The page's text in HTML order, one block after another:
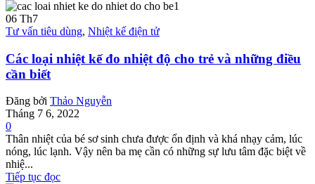
06 Th7
Tư vấn tiêu dùng, Nhiệt kế điện tử
Các loại nhiệt kế đo nhiệt độ cho trẻ và những điều
cần biết
Đăng bởi Thảo Nguyễn
Tháng 7 6, 2022
0
Thân nhiệt của bé sơ sinh chưa được ổn định và khá nhạy cảm, lúc
nóng, lúc lạnh. Vậy nên ba mẹ cần có những sự lưu tâm đặc biệt về
nhiệ...
Tiếp tục đọc